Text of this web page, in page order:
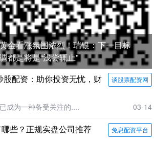
金看涨氛围浓烈！瑞银：下一目标
都是将是“浅尝辄止”
谈股票配资网
配资：助你投资无忧，财
成为一种备受关注的.... 03-14
免息配资平台
些？正规实盘公司推荐